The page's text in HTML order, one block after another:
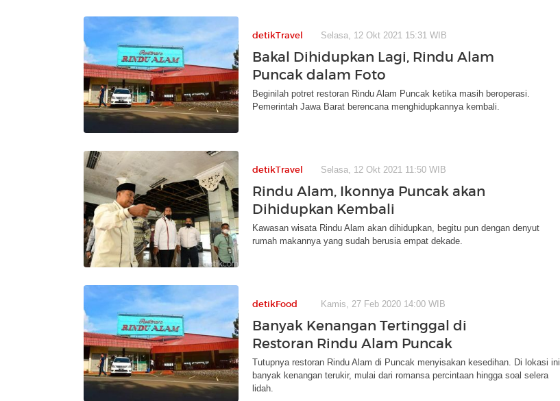
detikTravel Selasa, 12 Okt 2021 15:31 WIB
Bakal Dihidupkan Lagi, Rindu Alam
Puncak dalam Foto
Beginilah potret restoran Rindu Alam Puncak ketika masih beroperasi.
Pemerintah Jawa Barat berencana menghidupkannya kembali.
detikTravel Selasa, 12 Okt 2021 11:50 WIB
Rindu Alam, Ikonnya Puncak akan
Dihidupkan Kembali
Kawasan wisata Rindu Alam akan dihidupkan, begitu pun dengan denyut
rumah makannya yang sudah berusia empat dekade.
detikFood Kamis, 27 Feb 2020 14:00 WIB
Banyak Kenangan Tertinggal di
Restoran Rindu Alam Puncak
Tutupnya restoran Rindu Alam di Puncak menyisakan kesedihan. Di lokasi ini
banyak kenangan terukir, mulai dari romansa percintaan hingga soal selera
lidah.